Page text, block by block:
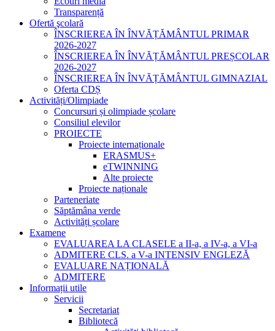
Transparență
Ofertă şcolară
ÎNSCRIEREA ÎN ÎNVĂȚĂMÂNTUL PRIMAR
2026-2027
ÎNSCRIEREA ÎN ÎNVĂȚĂMÂNTUL PREȘCOLAR
2026-2027
ÎNSCRIEREA ÎN ÎNVĂȚĂMÂNTUL GIMNAZIAL
Oferta CDȘ
Activități/Olimpiade
Concursuri și olimpiade școlare
Consiliul elevilor
PROIECTE
Proiecte internaționale
ERASMUS+
eTWINNING
Alte proiecte
Proiecte naționale
Parteneriate
Săptămâna verde
Activități școlare
Examene
EVALUAREA LA CLASELE a II-a, a IV-a, a VI-a
ADMITERE CLS. a V-a INTENSIV ENGLEZĂ
EVALUARE NAȚIONALĂ
ADMITERE
Informații utile
Servicii
Secretariat
Bibliotecă